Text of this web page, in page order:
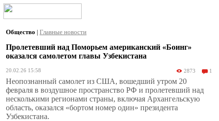
Общество | Главные новости
Пролетевший над Поморьем американский «Боинг»
оказался самолетом главы Узбекистана
20.02.26 15:58 2873 1
Неопознанный самолет из США, вошедший утром 20
февраля в воздушное пространство РФ и пролетевший над
несколькими регионами страны, включая Архангельскую
область, оказался «бортом номер один» президента
Узбекистана.